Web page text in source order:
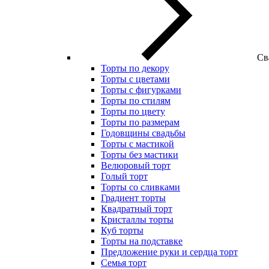
Торты по декору
Торты с цветами
Торты с фигурками
Торты по стилям
Торты по цвету
Торты по размерам
Годовщины свадьбы
Торты с мастикой
Торты без мастики
Велюровый торт
Голый торт
Торты со сливками
Градиент торты
Квадратный торт
Кристаллы торты
Куб торты
Торты на подставке
Предложение руки и сердца торт
Семья торт